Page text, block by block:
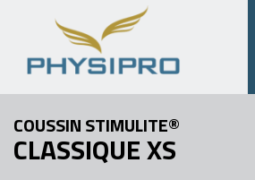
COUSSIN STIMULITE®
CLASSIQUE XS